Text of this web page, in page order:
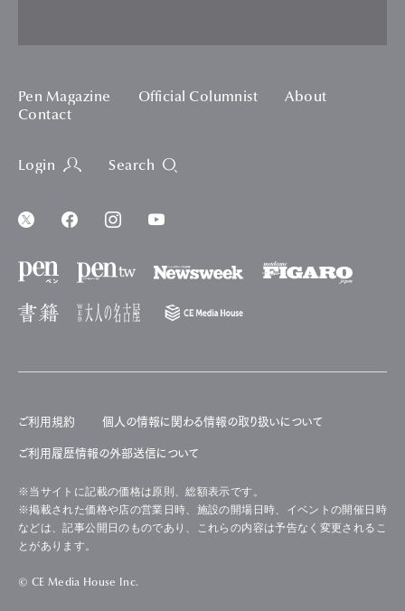
Pen Magazine Official Columnist
About
Contact
Login Search
ご利用規約 個人の情報に関わる情報の取り扱いについて
ご利用履歴情報の外部送信について
※当サイトに記載の価格は原則、総額表示です。
※掲載された価格や店の営業日時、施設の開場日時、イベントの開催日時
などは、記事公開日のものであり、これらの内容は予告なく変更されるこ
とがあります。
© CE Media House Inc.